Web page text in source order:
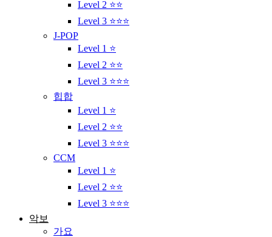
Level 2 ⭐⭐
Level 3 ⭐⭐⭐
J-POP
Level 1 ⭐
Level 2 ⭐⭐
Level 3 ⭐⭐⭐
힙합
Level 1 ⭐
Level 2 ⭐⭐
Level 3 ⭐⭐⭐
CCM
Level 1 ⭐
Level 2 ⭐⭐
Level 3 ⭐⭐⭐
악보
가요